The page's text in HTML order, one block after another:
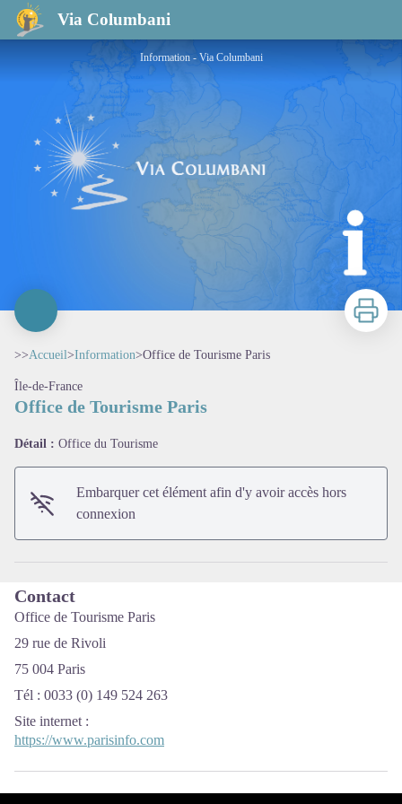
Via Columbani
Office de Tourisme Paris
Information - Via Columbani
Imprimer
>>Accueil>Information>Office de Tourisme Paris
Île-de-France
Office de Tourisme Paris
Détail : Office du Tourisme
Embarquer cet élément afin d'y avoir accès hors
connexion
Contact
Office de Tourisme Paris
29 rue de Rivoli
75 004 Paris
Tél : 0033 (0) 149 524 263
Site internet :
https://www.parisinfo.com